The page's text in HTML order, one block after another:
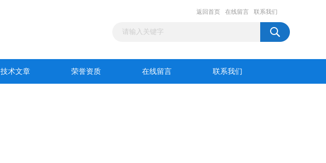
返回首页 在线留言 联系我们
技术文章 荣誉资质 在线留言 联系我们